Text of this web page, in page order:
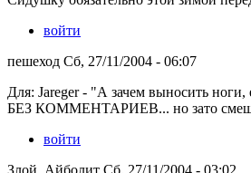
войти
пешеход Сб, 27/11/2004 - 06:07
Для: Jareger - "А зачем выносить ноги,
БЕЗ КОММЕНТАРИЕВ... но зато
войти
Злой_Айболит Сб, 27/11/2004 - 03:02